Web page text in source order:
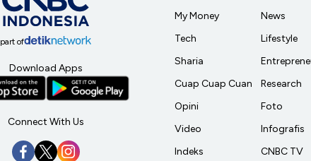
part of
Download Apps
Connect With Us
My Money
Tech
Sharia
Cuap Cuap Cuan
Opini
Video
Indeks
News
Lifestyle
Research
Foto
Infografis
CNBC TV